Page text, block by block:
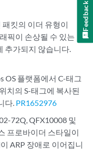
패킷의 이더 유형이
픽이 손상될 수 있는
추가되지 않습니다.
OS 플랫폼에서 C-태그
치의 S-태그에 복사된
다. PR1652976
72Q, QFX10008 및
프로바이더 스타일이
ARP 장애로 이어집니
Feedback